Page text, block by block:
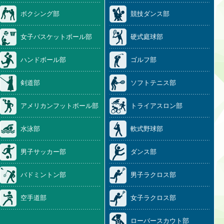
ボクシング部
女子バスケットボール部
ハンドボール部
剣道部
アメリカンフットボール部
水泳部
男子サッカー部
バドミントン部
空手道部
競技ダンス部
硬式庭球部
ゴルフ部
ソフトテニス部
トライアスロン部
軟式野球部
ダンス部
男子ラクロス部
女子ラクロス部
ローバースカウト部